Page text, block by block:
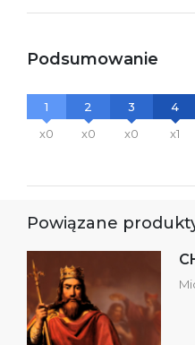
Podsumowanie
1
x0
2
x0
3
x0
4
x1
Powiązane